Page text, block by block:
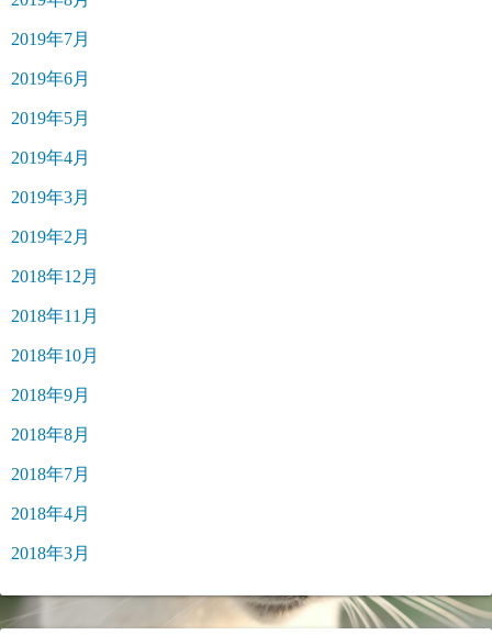
2019年7月
2019年6月
2019年5月
2019年4月
2019年3月
2019年2月
2018年12月
2018年11月
2018年10月
2018年9月
2018年8月
2018年7月
2018年4月
2018年3月